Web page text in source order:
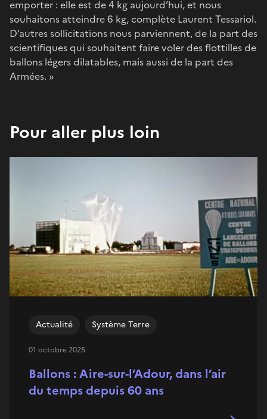
emporter : elle est de 4 kg aujourd’hui, et nous
souhaitons atteindre 6 kg, complète Laurent Tessariol.
D’autres sollicitations nous parviennent, de la part des
scientifiques qui souhaitent faire voler des flottilles de
ballons légers dilatables, mais aussi de la part des
Armées. »
Pour aller plus loin
Ballons : Aire-sur-l’Adour, dans l’air
du temps depuis 60 ans
Actualité Système Terre
01 octobre 2025